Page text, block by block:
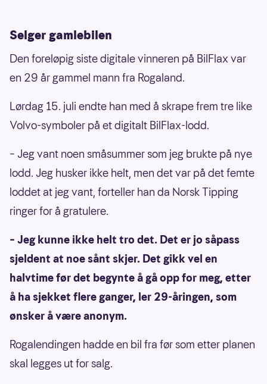
Selger gamlebilen
Den foreløpig siste digitale vinneren på BilFlax var
en 29 år gammel mann fra Rogaland.
Lørdag 15. juli endte han med å skrape frem tre like
Volvo-symboler på et digitalt BilFlax-lodd.
– Jeg vant noen småsummer som jeg brukte på nye
lodd. Jeg husker ikke helt, men det var på det femte
loddet at jeg vant, forteller han da Norsk Tipping
ringer for å gratulere.
– Jeg kunne ikke helt tro det. Det er jo såpass
sjeldent at noe sånt skjer. Det gikk vel en
halvtime før det begynte å gå opp for meg, etter
å ha sjekket flere ganger, ler 29-åringen, som
ønsker å være anonym.
Rogalendingen hadde en bil fra før som etter planen
skal legges ut for salg.